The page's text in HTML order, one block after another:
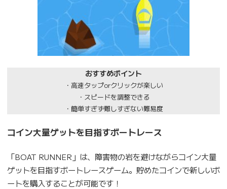
おすすめポイント
・高速タップorクリックが楽しい
・スピードを調整できる
・簡単すぎず難しすぎない難易度
コイン大量ゲットを目指すボートレース
「BOAT RUNNER」は、障害物の岩を避けながらコイン大量
ゲットを目指すボートレースゲーム。貯めたコインで新しいボ
ートを購入することが可能です！